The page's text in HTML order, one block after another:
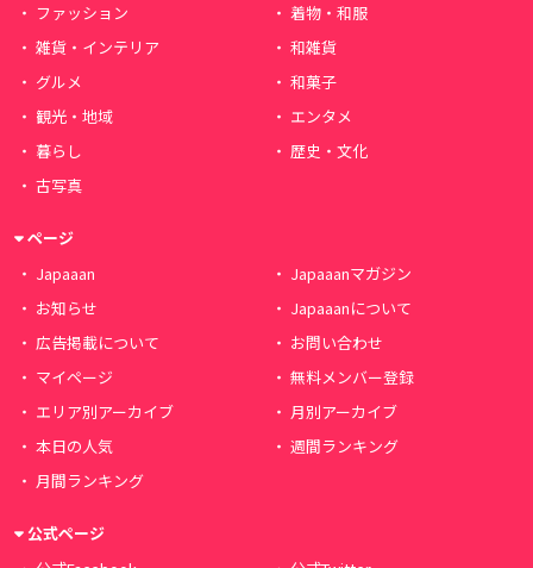
ファッション
着物・和服
雑貨・インテリア
和雑貨
グルメ
和菓子
観光・地域
エンタメ
暮らし
歴史・文化
古写真
ページ
Japaaan
Japaaanマガジン
お知らせ
Japaaanについて
広告掲載について
お問い合わせ
マイページ
無料メンバー登録
エリア別アーカイブ
月別アーカイブ
本日の人気
週間ランキング
月間ランキング
公式ページ